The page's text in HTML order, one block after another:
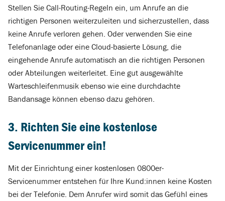
Stellen Sie Call-Routing-Regeln ein, um Anrufe an die
richtigen Personen weiterzuleiten und sicherzustellen, dass
keine Anrufe verloren gehen. Oder verwenden Sie eine
Telefonanlage oder eine Cloud-basierte Lösung, die
eingehende Anrufe automatisch an die richtigen Personen
oder Abteilungen weiterleitet. Eine gut ausgewählte
Warteschleifenmusik ebenso wie eine durchdachte
Bandansage können ebenso dazu gehören.
3. Richten Sie eine kostenlose
Servicenummer ein!
Mit der Einrichtung einer kostenlosen 0800er-
Servicenummer entstehen für Ihre Kund:innen keine Kosten
bei der Telefonie. Dem Anrufer wird somit das Gefühl eines